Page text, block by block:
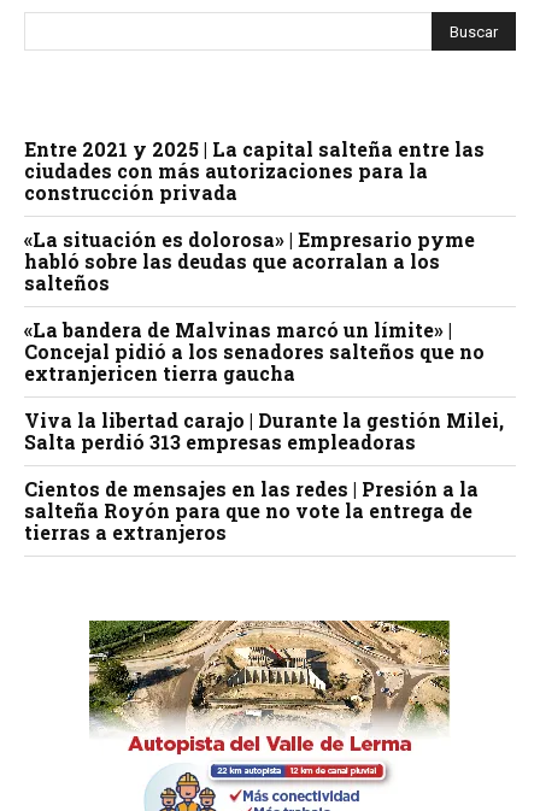
Entre 2021 y 2025 | La capital salteña entre las
ciudades con más autorizaciones para la
construcción privada
«La situación es dolorosa» | Empresario pyme
habló sobre las deudas que acorralan a los
salteños
«La bandera de Malvinas marcó un límite» |
Concejal pidió a los senadores salteños que no
extranjericen tierra gaucha
Viva la libertad carajo | Durante la gestión Milei,
Salta perdió 313 empresas empleadoras
Cientos de mensajes en las redes | Presión a la
salteña Royón para que no vote la entrega de
tierras a extranjeros